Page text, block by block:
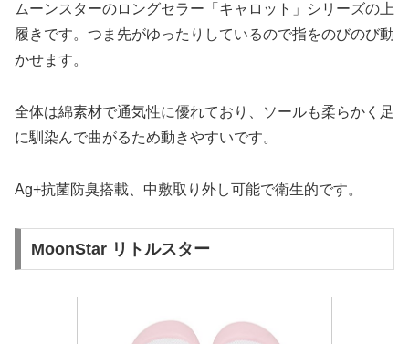
ムーンスターのロングセラー「キャロット」シリーズの上
履きです。つま先がゆったりしているので指をのびのび動
かせます。
全体は綿素材で通気性に優れており、ソールも柔らかく足
に馴染んで曲がるため動きやすいです。
Ag+抗菌防臭搭載、中敷取り外し可能で衛生的です。
MoonStar リトルスター